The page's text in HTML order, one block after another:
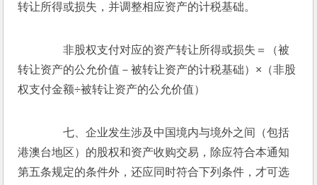
转让所得或损失，并调整相应资产的计税基础。
非股权支付对应的资产转让所得或损失＝（被
转让资产的公允价值－被转让资产的计税基础）×（非股
权支付金额÷被转让资产的公允价值）
七、企业发生涉及中国境内与境外之间（包括
港澳台地区）的股权和资产收购交易，除应符合本通知
第五条规定的条件外，还应同时符合下列条件，才可选